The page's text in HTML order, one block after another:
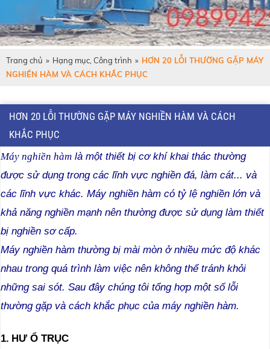
Trang chủ » Hạng mục, Công trình » HƠN 20 LỖI THƯỜNG GẶP MÁY
NGHIỀN HÀM VÀ CÁCH KHẮC PHỤC
HƠN 20 LỖI THƯỜNG GẶP MÁY NGHIỀN HÀM VÀ CÁCH
KHẮC PHỤC
Máy nghiền hàm là một thiết bị cơ khí khai thác thường
được sử dụng trong các lĩnh vực nghiền đá, làm cát... và
các lĩnh vực khác. Máy nghiền hàm có tỷ lệ nghiền lớn và
khả năng nghiền mạnh nên thường được sử dụng làm thiết
bị nghiền sơ cấp.
Máy nghiền hàm thường bị mài mòn ở nhiều mức độ khác
nhau trong quá trình làm việc nên không thể tránh khỏi
những sai sót. Sau đây chúng tôi tổng hợp một số lỗi
thường gặp và cách khắc phục của máy nghiền hàm.
1. HƯ Ổ TRỤC